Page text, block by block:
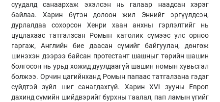
суудалд санаархаж эхэлсэн нь галаар наадсан хэрэг
байлаа. Харин бүтэн долоон жил Эннийг эргүүлдсэн,
дурлалдаа сохорсон Хенри хаан анхны гэрлэлтийг нь
цуцлахаас татгалзсан Ромын католик сүмээс улс орноо
гаргаж, Английн бие даасан сүмийг байгуулан, дөнгөж
шинэхэн дээрээ байсан протестант шашныг төрийн шашин
болгосон нь урьд хожид дуулдаагүй шашин номын хувьсгал
болжээ. Орчин цагийнханд Ромын папаас татгалзана гэдэг
сүйдтэй зүйл шиг санагдахгүй. Харин XVI зууны Европ
дахинд сүмийн шийдвэрийг бурхны таалал, пап ламын үгийг